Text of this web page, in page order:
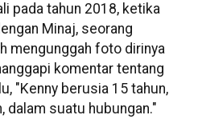
pada tahun 2018, ketika
Minaj, seorang
mengunggah foto dirinya
komentar tentang
"Kenny berusia 15 tahun,
dalam suatu hubungan."